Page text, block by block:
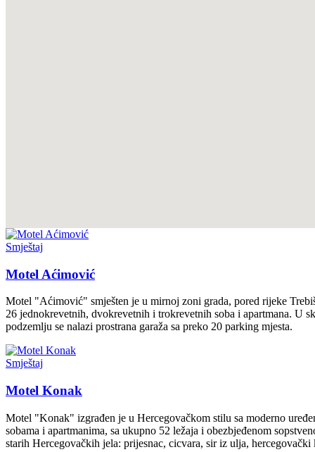
Smještaj
Motel Aćimović
Motel "Aćimović" smješten je u mirnoj zoni grada, pored rijeke
26 jednokrevetnih, dvokrevetnih i trokrevetnih soba i apartmana. U
podzemlju se nalazi prostrana garaža sa preko 20 parking mjesta.
Smještaj
Motel Konak
Motel "Konak" izgrađen je u Hercegovačkom stilu sa moderno
sobama i apartmanima, sa ukupno 52 ležaja i obezbjeđenom
starih Hercegovačkih jela: prijesnac, cicvara, sir iz ulja,